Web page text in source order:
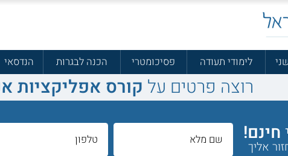
לימודי תעודה פסיכומטרי הכנה לבגרות הנדסאי
רוצה פרטים על קורס אפליקציות
חינם!
אליך